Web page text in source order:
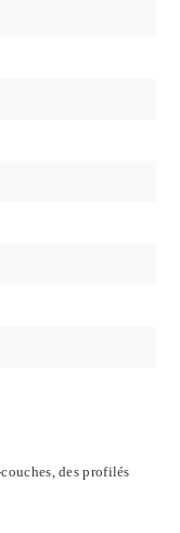
des profilés